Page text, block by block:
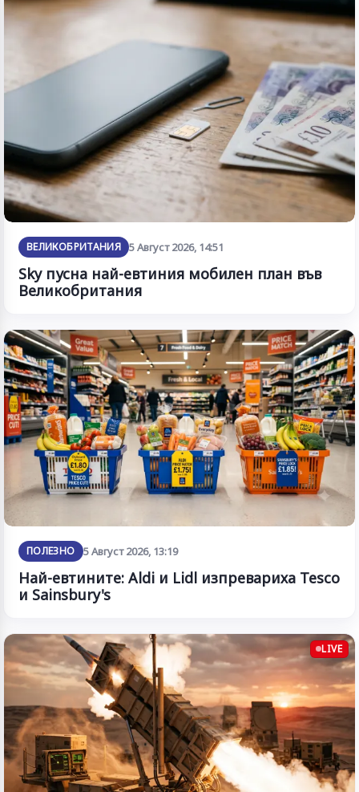
ВЕЛИКОБРИТАНИЯ 5 Август 2026, 14:51
Sky пусна най-евтиния мобилен план във
Великобритания
ПОЛЕЗНО 5 Август 2026, 13:19
Най-евтините: Aldi и Lidl изпревариха Tesco
и Sainsbury's
LIVE